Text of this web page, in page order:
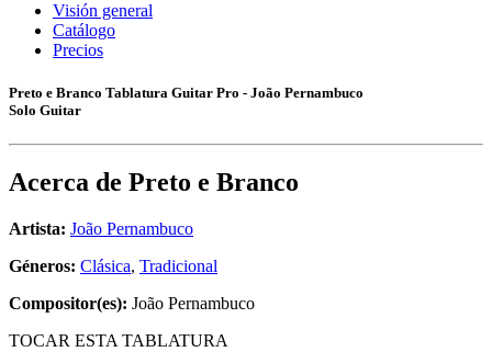
Visión general
Catálogo
Precios
Preto e Branco Tablatura Guitar Pro - João Pernambuco
Solo Guitar
Acerca de Preto e Branco
Artista: João Pernambuco
Géneros: Clásica, Tradicional
Compositor(es): João Pernambuco
TOCAR ESTA TABLATURA